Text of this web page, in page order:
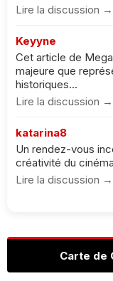
Lire la discussion →
Keyyne
Cet article de
majeure que
historiques...
Lire la discussion →
katarina8
Un rendez-vous
créativité du
Lire la discussion →
Carte de